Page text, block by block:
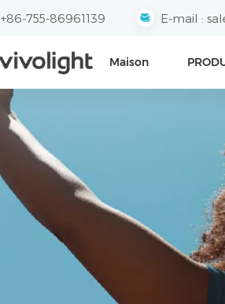
+86-755-86961139 E-mail :
Maison